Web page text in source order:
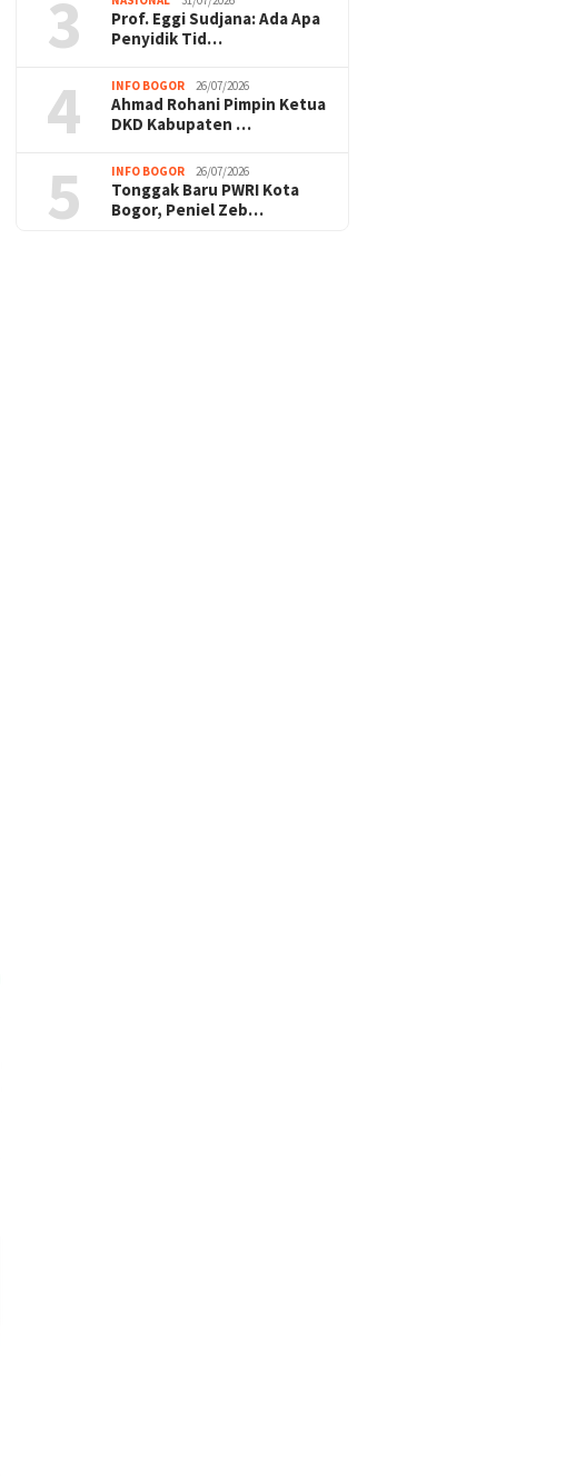
3
Prof. Eggi Sudjana: Ada Apa
Penyidik Tid…
4 INFO BOGOR 26/07/2026
Ahmad Rohani Pimpin Ketua
DKD Kabupaten …
5 INFO BOGOR 26/07/2026
Tonggak Baru PWRI Kota
Bogor, Peniel Zeb…